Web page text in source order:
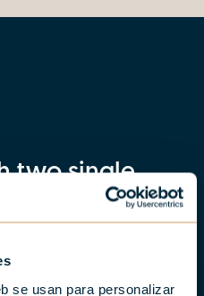
se usan para personalizar
two single
you can rest
the last bar.
where you